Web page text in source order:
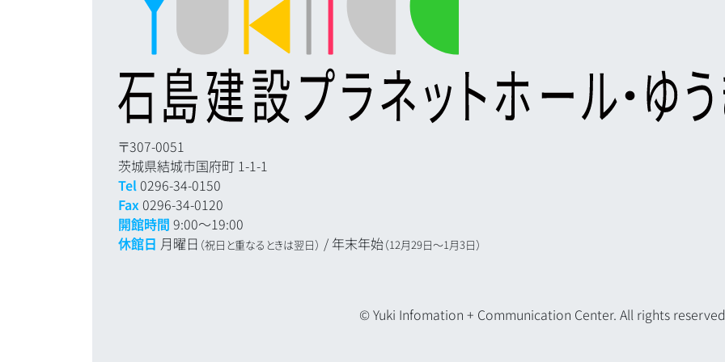
〒307-0051
茨城県結城市国府町 1-1-1
Tel0296-34-0150
Fax0296-34-0120
開館時間 9:00～19:00
休館日 月曜日 （祝日と重なるときは翌日） / 年末年始（12月29日～1月3日）
© Yuki Infomation + Communication Center. All rights